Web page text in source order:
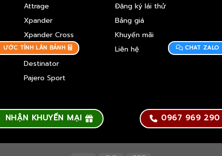
Attrage
Xpander
Xpander Cross
Xforce
Destinator
Pajero Sport
Đăng ký lái thử
Bảng giá
Khuyến mãi
Liên hệ
NHẬN KHUYẾN MẠI
ƯỚC TÍNH LĂN BÁNH
0967 969 290
CHAT ZALO